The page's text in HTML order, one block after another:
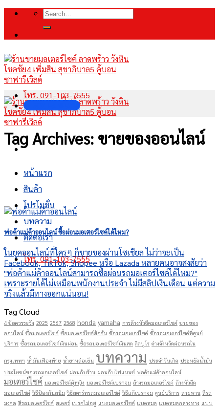
Skip
content
Search
หน้าแรก
สินค้า
โปรโมชั่น
บทความ
ติดต่อเรา
โทร. 091-103-7555
โทร. 091-103-7555
INBOX FANPAGE
Tag Archives: ขายของออนไลน์
พ่อค้าแม่ค้าออนไลน์ ซื้อผ่อนมอเตอร์ไซค์ได้ไหม?
ในยุคออนไลน์ที่ใครๆ ก็ขายของผ่านโซเชียล ไม่ว่าจะเป็น
Facebook, TikTok, Shopee หรือ Lazada หลายคนอาจสงสัยว่า
"พ่อค้าแม่ค้าออนไลน์สามารถซื้อผ่อนรถมอเตอร์ไซค์ได้ไหม?"
เพราะรายได้ไม่เหมือนพนักงานประจำ ไม่มีสลิปเงินเดือน แต่ความ
จริงแล้วมีทางออกแน่นอน!
Tag Cloud
4 ข้อควรระวัง 2025 2567 2568 honda yamaha การล้างหัวฉีดมอเตอร์ไซค์ ขายของ
ออนไลน์ ซื้อมอเตอร์ไซค์ ซื้อมอเตอร์ไซค์สักคัน ซื้อรถมอเตอร์ไซค์ ซื้อรถมอเตอร์ไซค์ที่ศูนย์
บริการ ซื้อรถมอเตอร์ไซค์เงินผ่อน ซื้อรถมอเตอร์ไซค์เงินสด ติดบูโร ต่างจังหวัดผ่อนรถใน
กรุงเทพฯ น้ำมันเฟืองท้าย น้ำยาหล่อเย็น บทความ ประจำวันเกิด ประหยัดน้ำมัน
ประโยชน์ของรถมอเตอร์ไซค์ ผ่อนกับร้าน ผ่อนกับไฟแนนซ์ พ่อค้าแม่ค้าออนไลน์
มอเตอร์ไซค์ มอเตอร์ไซค์ผู้หญิง มอเตอร์ไซค์เบรกจม ล้างรถมอเตอร์ไซค์ ล้างหัวฉีด
มอเตอร์ไซค์ วิธีป้องกันสนิม วิธีสตาร์ทรถมอเตอร์ไซค์ วิธีแก้เบรกจม ศูนย์บริการ สายพาน สีรถ
มงคล สีรถมอเตอร์ไซค์ สเตอร์ เบรกไม่อยู่ แบตมอเตอร์ไซค์ แบตหมด แบตหมดกลางทาง แบบ